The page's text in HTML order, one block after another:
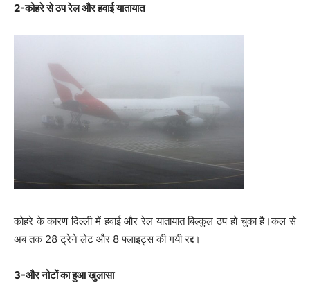
2-कोहरे से ठप रेल और हवाई यातायात
कोहरे के कारण दिल्ली में हवाई और रेल यातायात बिल्कुल ठप हो चुका है।कल से
अब तक 28 ट्रेने लेट और 8 फ्लाइट्स की गयी रद्द।
3-और नोटों का हुआ खुलासा